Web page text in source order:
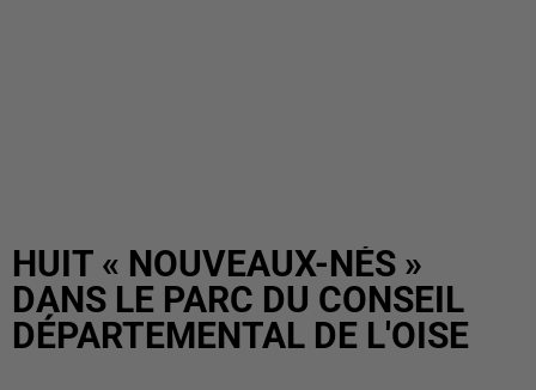
HUIT « NOUVEAUX-NÉS »
DANS LE PARC DU CONSEIL
DÉPARTEMENTAL DE L'OISE